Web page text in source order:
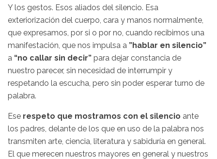
Y los gestos. Esos aliados del silencio. Esa
exteriorización del cuerpo, cara y manos normalmente,
que expresamos, por si o por no, cuando recibimos una
manifestación, que nos impulsa a ”hablar en silencio”
a “no callar sin decir” para dejar constancia de
nuestro parecer, sin necesidad de interrumpir y
respetando la escucha, pero sin poder esperar turno de
palabra.
Ese respeto que mostramos con el silencio ante
los padres, delante de los que en uso de la palabra nos
transmiten arte, ciencia, literatura y sabiduría en general.
El que merecen nuestros mayores en general y nuestros